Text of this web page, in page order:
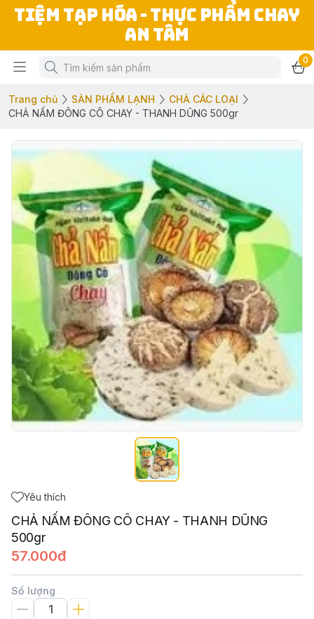
TIỆM TẠP HÓA - THỰC PHẨM CHAY
AN TÂM
0
Trang chủ SẢN PHẨM LẠNH
CHẢ CÁC LOẠI
CHẢ NẤM ĐÔNG CÔ CHAY - THANH DŨNG 500gr
Yêu thích
CHẢ NẤM ĐÔNG CÔ CHAY - THANH DŨNG
500gr
57.000đ
Số lượng